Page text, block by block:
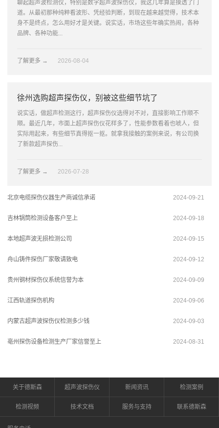
聊起超声波检测仪，特别是数字超声波探伤仪，我这几年算是摸透了门
道。从最初那种纯粹看波形、凭经验判断，到现在越来越觉得，技术本
身不是终点，怎么用好才是关键。说实话，市场这些年确实热闹，各种
品牌、各种功能...
了解更多 → 2026-08-04
徐州选购超声探伤仪，别被这些细节坑了
说实话，做超声检测这行，超声探伤仪选得对不对，直接影响工作顺不
顺。最近几年，市面上超声探伤仪花样多了，性能参数看着也唬人，但
实际用起来，有些细节真得抠一抠。就拿我接触的案例来说，有公司换
了新款超声探伤...
了解更多 → 2026-07-28
2024-09-21
北京电缆探伤仪器生产商诚信承诺
2024-09-18
吉林锅筒检测设备客户至上
2024-09-15
本地超声波无损检测公司
2024-09-12
舟山铸件探伤厂家敬请致电
2024-09-09
贵州钢材探伤仪系统信誉为本
2024-09-06
江西轨道探伤机构
2024-09-03
内蒙古超声波探伤仪检测多少钱
2024-08-31
亳州探伤设备检测生产厂家信誉至上
关于德斯森 超声波探伤仪 新闻资讯 检测案例
检测视频 技术文档 服务与支持 联系德斯森